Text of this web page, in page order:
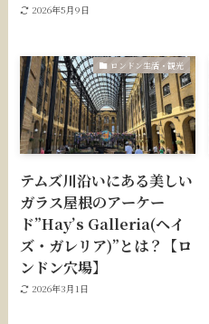
2026年5月9日
ロンドン生活・観光
テムズ川沿いにある美しい
ガラス屋根のアーケー
ド”Hay’s Galleria(ヘイ
ズ・ガレリア)”とは？【ロ
ンドン穴場】
2026年3月1日